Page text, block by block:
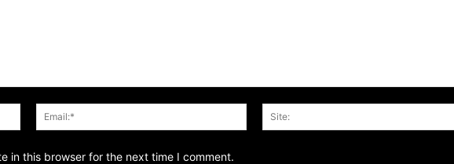
Nome:*
Email:*
in this browser for the next time I comment.